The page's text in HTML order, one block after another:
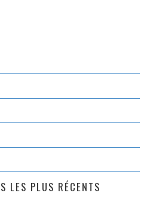
LES PLUS RÉCENTS